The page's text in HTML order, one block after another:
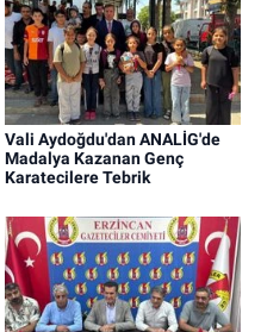
Vali Aydoğdu'dan ANALİG'de
Madalya Kazanan Genç
Karatecilere Tebrik